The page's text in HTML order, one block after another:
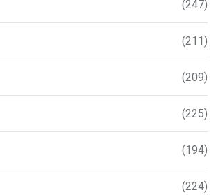
(247)
(211)
(209)
(225)
(194)
(224)